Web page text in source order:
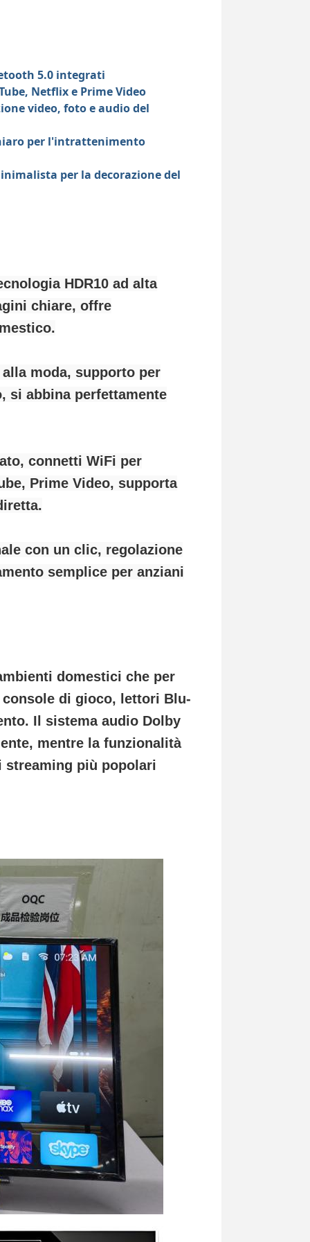
5.0 integrati
Netflix e Prime Video
video, foto e audio del
per l'intrattenimento
per la decorazione del
HDR10 ad alta
chiare, offre
moda, supporto per
si abbina perfettamente
connetti WiFi per
Prime Video, supporta
con un clic, regolazione
semplice per anziani
domestici che per
di gioco, lettori Blu-
Il sistema audio Dolby
mentre la funzionalità
streaming più popolari